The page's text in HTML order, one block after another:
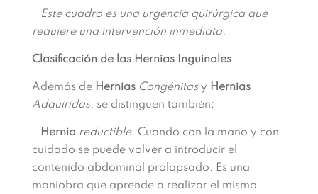
Este cuadro es una urgencia quirúrgica que
requiere una intervención inmediata.
Clasificación de las Hernias Inguinales
Además deHernias Congénitasy Hernias
Adquiridas, se distinguen también:
Hernia reductible. Cuando con la mano y con
cuidado se puede volver a introducir el
contenido abdominal prolapsado. Es una
maniobra que aprende a realizar el mismo